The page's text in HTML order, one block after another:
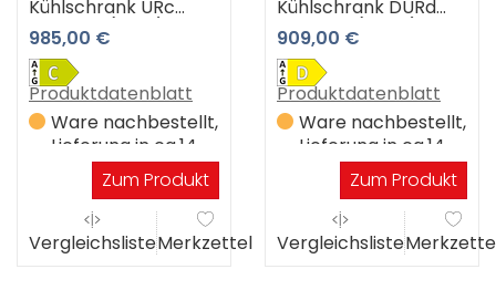
Kühlschrank URc
3700-20 (weiß)
985,00 €
Produktdatenblatt
Ware nachbestellt,
Lieferung in ca.14
Werktagen
Zum Produkt
VergleichslisteMerkzettel
Kühlschrank DURd
3600-20 (weiss)
909,00 €
Produktdatenblatt
Ware nachbestellt,
Lieferung in ca.14
Werktagen
Zum Produkt
Vergleichsliste